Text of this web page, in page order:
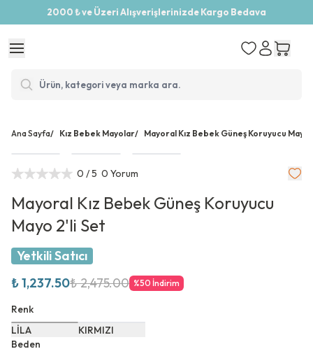
2000 ₺ ve Üzeri Alışverişlerinizde Kargo Bedava
Ana Sayfa/ Kız Bebek Mayolar/ Mayoral Kız Bebek Güneş Koruyucu Mayo
0 / 5 0 Yorum
Mayoral Kız Bebek Güneş Koruyucu
Mayo 2'li Set
Yetkili Satıcı
₺ 1,237.50₺ 2,475.00 %50 İndirim
Renk
LİLA
KIRMIZI
Beden